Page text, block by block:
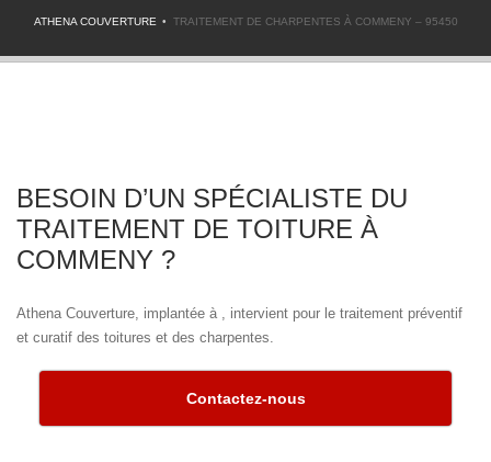
ATHENA COUVERTURE TRAITEMENT DE CHARPENTES À COMMENY – 95450
BESOIN D’UN SPÉCIALISTE DU
TRAITEMENT DE TOITURE À
COMMENY ?
Athena Couverture, implantée à , intervient pour le traitement préventif
et curatif des toitures et des charpentes.
Contactez-nous